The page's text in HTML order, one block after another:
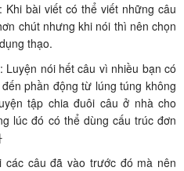
Khi bài viết có thể viết những câu
chút nhưng khi nói thì nên chọn
thạo.
Luyện nói hết câu vì nhiều bạn có
phần động từ lúng túng không
tập chia đuôi câu ở nhà cho
lúc đó có thể dùng cấu trúc đơn
các câu đã vào trước đó mà nên